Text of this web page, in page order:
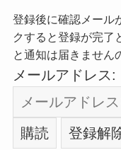
登録後に確認メール
クすると登録が完了
と通知は届きません
メールアドレス: